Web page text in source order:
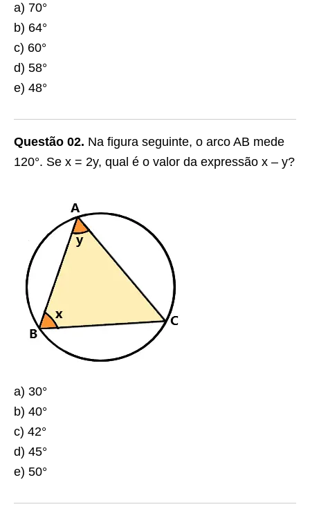
a) 70°
b) 64°
c) 60°
d) 58°
e) 48°
Questão 02. Na figura seguinte, o arco AB mede
120°. Se x = 2y, qual é o valor da expressão x – y?
a) 30°
b) 40°
c) 42°
d) 45°
e) 50°